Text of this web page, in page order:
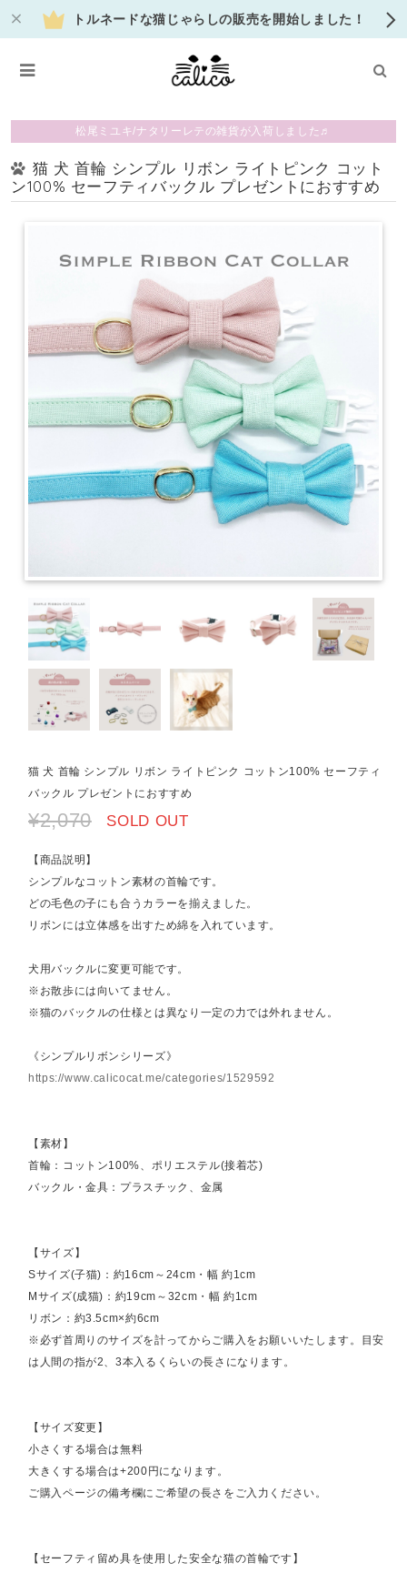
トルネードな猫じゃらしの販売を開始しました！
松尾ミユキ/ナタリーレテの雑貨が入荷しました♬
猫 犬 首輪 シンプル リボン ライトピンク コット
ン100% セーフティバックル プレゼントにおすすめ
猫 犬 首輪 シンプル リボン ライトピンク コットン100% セーフティ
バックル プレゼントにおすすめ
¥2,070 SOLD OUT
【商品説明】
シンプルなコットン素材の首輪です。
どの毛色の子にも合うカラーを揃えました。
リボンには立体感を出すため綿を入れています。
犬用バックルに変更可能です。
※お散歩には向いてません。
※猫のバックルの仕様とは異なり一定の力では外れません。
《シンプルリボンシリーズ》
https://www.calicocat.me/categories/1529592
【素材】
首輪：コットン100%、ポリエステル(接着芯)
バックル・金具：プラスチック、金属
【サイズ】
Sサイズ(子猫)：約16cm～24cm・幅 約1cm
Mサイズ(成猫)：約19cm～32cm・幅 約1cm
リボン：約3.5cm×約6cm
※必ず首周りのサイズを計ってからご購入をお願いいたします。目安
は人間の指が2、3本入るくらいの長さになります。
【サイズ変更】
小さくする場合は無料
大きくする場合は+200円になります。
ご購入ページの備考欄にご希望の長さをご入力ください。
【セーフティ留め具を使用した安全な猫の首輪です】